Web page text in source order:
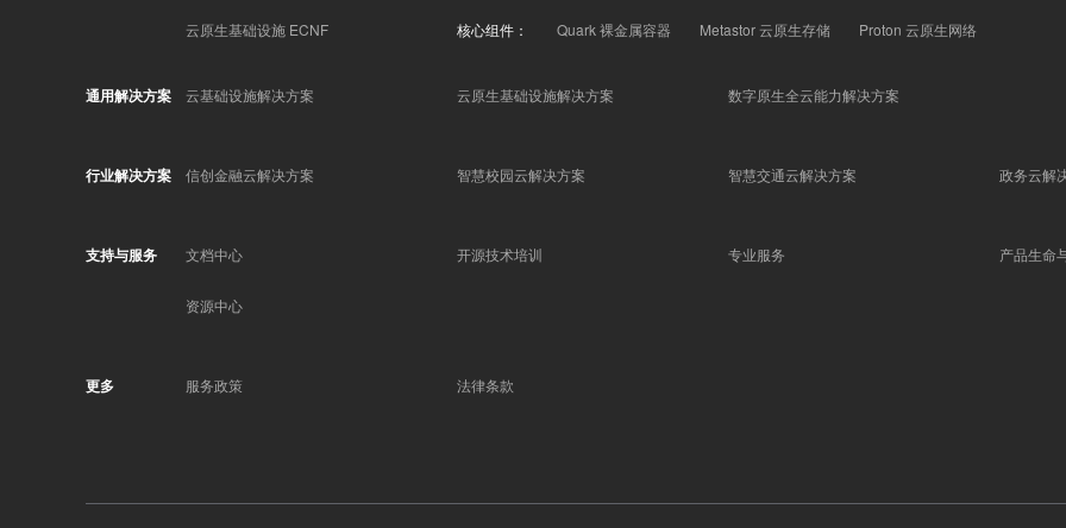
云原生基础设施 ECNF 核心组件： Quark 裸金属容器 Metastor 云原生存储 Proton 云原生网络
通用解决方案 云基础设施解决方案 云原生基础设施解决方案 数字原生全云能力解决方案
行业解决方案 信创金融云解决方案 智慧校园云解决方案 智慧交通云解决方案 政务云解
支持与服务 文档中心 开源技术培训 专业服务 产品生命
资源中心
更多 服务政策 法律条款